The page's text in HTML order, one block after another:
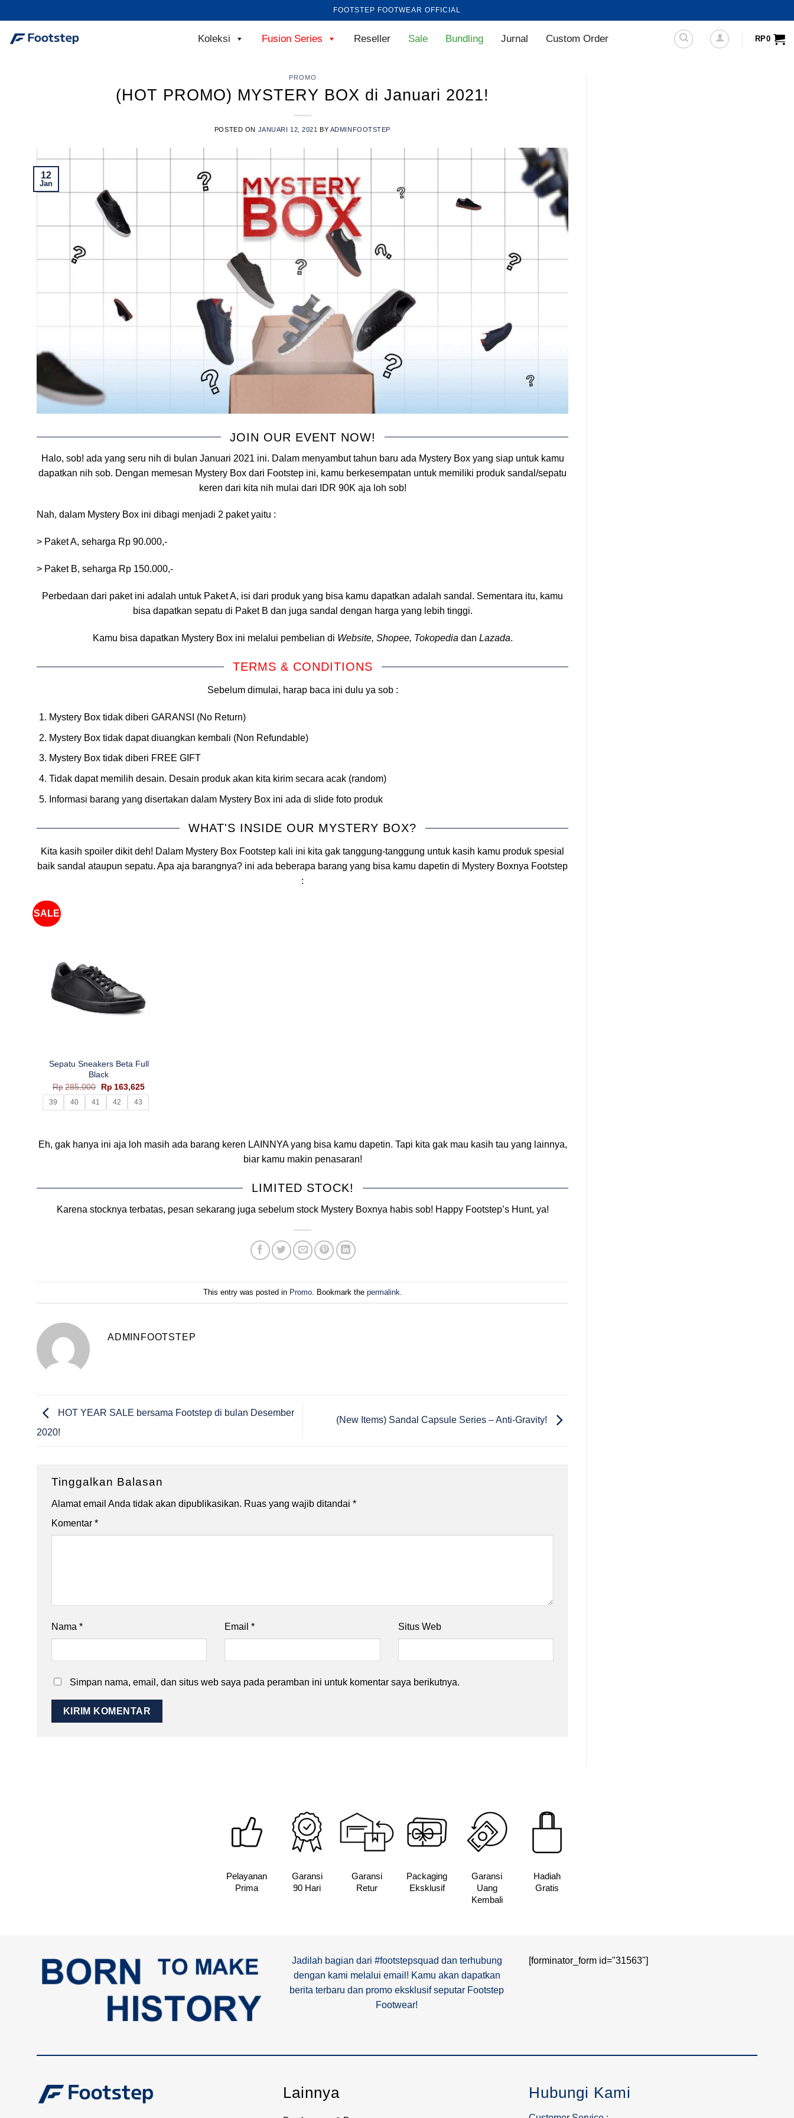
to
content
FOOTSTEP FOOTWEAR OFFICIAL
Koleksi Fusion Series Reseller Sale Bundling Jurnal Custom Order RP0
PROMO
(HOT PROMO) MYSTERY BOX di Januari 2021!
POSTED ON JANUARI 12, 2021 BY ADMINFOOTSTEP
12
Jan
JOIN OUR EVENT NOW!
Halo, sob! ada yang seru nih di bulan Januari 2021 ini. Dalam menyambut tahun baru ada Mystery Box yang siap untuk kamu
dapatkan nih sob. Dengan memesan Mystery Box dari Footstep ini, kamu berkesempatan untuk memiliki produk sandal/sepatu
keren dari kita nih mulai dari IDR 90K aja loh sob!
Nah, dalam Mystery Box ini dibagi menjadi 2 paket yaitu :
> Paket A, seharga Rp 90.000,-
> Paket B, seharga Rp 150.000,-
Perbedaan dari paket ini adalah untuk Paket A, isi dari produk yang bisa kamu dapatkan adalah sandal. Sementara itu, kamu
bisa dapatkan sepatu di Paket B dan juga sandal dengan harga yang lebih tinggi.
Kamu bisa dapatkan Mystery Box ini melalui pembelian di Website, Shopee, Tokopedia dan Lazada.
TERMS & CONDITIONS
Sebelum dimulai, harap baca ini dulu ya sob :
Mystery Box tidak diberi GARANSI (No Return)
Mystery Box tidak dapat diuangkan kembali (Non Refundable)
Mystery Box tidak diberi FREE GIFT
Tidak dapat memilih desain. Desain produk akan kita kirim secara acak (random)
Informasi barang yang disertakan dalam Mystery Box ini ada di slide foto produk
WHAT'S INSIDE OUR MYSTERY BOX?
Kita kasih spoiler dikit deh! Dalam Mystery Box Footstep kali ini kita gak tanggung-tanggung untuk kasih kamu produk spesial
baik sandal ataupun sepatu. Apa aja barangnya? ini ada beberapa barang yang bisa kamu dapetin di Mystery Boxnya Footstep
:
SALE
Sepatu Sneakers Beta Full
Black
Rp 285,000
Harga
aslinya
adalah:
Rp285,000.
Rp 163,625Harga
saat
adalah:
39 40 41 42 43
Eh, gak hanya ini aja loh masih ada barang keren LAINNYA yang bisa kamu dapetin. Tapi kita gak mau kasih tau yang lainnya,
biar kamu makin penasaran!
LIMITED STOCK!
Karena stocknya terbatas, pesan sekarang juga sebelum stock Mystery Boxnya habis sob! Happy Footstep’s Hunt, ya!
This entry was posted in Promo. Bookmark the permalink
ADMINFOOTSTEP
HOT YEAR SALE bersama Footstep di bulan Desember
2020!
(New Items) Sandal Capsule Series – Anti-Gravity!
Tinggalkan Balasan
Alamat email Anda tidak akan dipublikasikan. Ruas yang wajib ditandai *
Komentar *
Nama * Email* Situs Web
Simpan nama, email, dan situs web saya pada peramban ini untuk komentar saya berikutnya.
Pelayanan
Prima
Garansi
90 Hari
Garansi
Retur
Packaging
Eksklusif
Garansi
Uang
Kembali
Hadiah
Gratis
Jadilah bagian dari #footstepsquad dan terhubung
dengan kami melalui email! Kamu akan dapatkan
berita terbaru dan promo eksklusif seputar Footstep
Footwear!
[forminator_form id="31563"]
Lainnya Hubungi Kami